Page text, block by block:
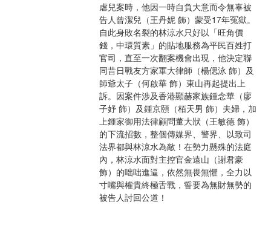
虐兒案時，他因一時自負大意而令無辜被
告人曾潔兒（王丹妮 飾）蒙受17年冤獄。
自此身敗名裂的林涼水只好以「旺角價
錢，中環質素」的貼地服務為平民百姓打
官司，直至一次翻案機會出現，他決定聯
同昔日戰友方家軍大律師（楊偲泳 飾）及
師爺太子（何啟華 飾）東山再起提出上
訴。因案件涉及香港顯赫家族鍾念華（廖
子妤 飾）及鍾京頤（栢天男 飾）夫婦，加
上鍾家御用法律顧問董大狀（王敏德 飾）
的下流招數，整個傳媒界、警界、以致司
法界都與林涼水為敵！在勢力懸殊的法庭
內，林涼水面對主控官金遠山（謝君豪
飾）的咄咄進逼，依然無畏無懼，全力以
寸嘴與權貴終極舌戰，誓要為無財無勢的
被告人討回公道！